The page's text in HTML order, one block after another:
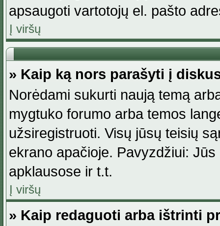
apsaugoti vartotojų el. pašto
Į viršų
» Kaip ką nors parašyti į
Norėdami sukurti naują temą
mygtuko forumo arba temos
užsiregistruoti. Visų jūsų teisių
ekrano apačioje. Pavyzdžiui:
apklausose ir t.t.
Į viršų
» Kaip redaguoti arba ištrinti